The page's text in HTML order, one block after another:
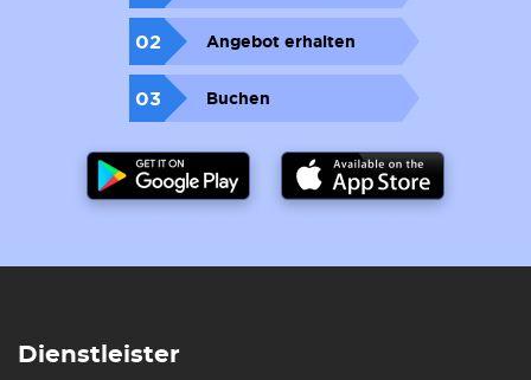
02 Angebot erhalten
03 Buchen
Dienstleister